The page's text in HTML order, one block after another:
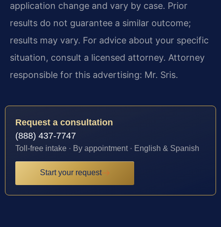
application change and vary by case. Prior
results do not guarantee a similar outcome;
results may vary. For advice about your specific
situation, consult a licensed attorney. Attorney
responsible for this advertising: Mr. Sris.
Request a consultation
(888) 437-7747
Toll-free intake · By appointment · English & Spanish
Start your request